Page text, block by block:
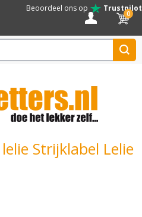
Beoordeel ons op Trustpilot
0
Strijklabel Lelie